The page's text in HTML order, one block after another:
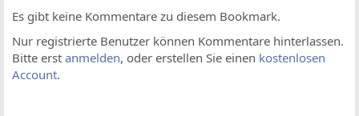
Es gibt keine Kommentare zu diesem Bookmark.
Nur registrierte Benutzer können Kommentare hinterlassen.
Bitte erst anmelden, oder erstellen Sie einen kostenlosen
Account.